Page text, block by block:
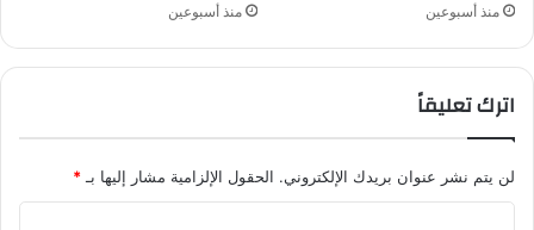
منذ أسبوعين منذ أسبوعين
اترك تعليقاً
لن يتم نشر عنوان بريدك الإلكتروني. الحقول الإلزامية مشار إليها بـ *